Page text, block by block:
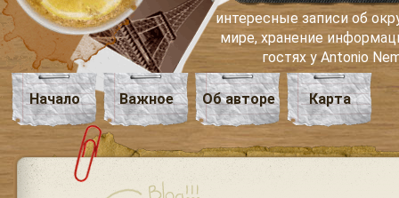
интересные записи об
мире, хранение
гостях у Antonio
Начало Важное Об авторе Карта